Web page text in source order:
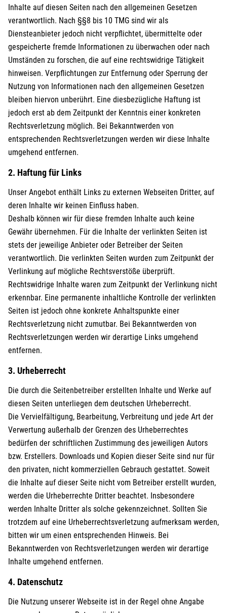
Inhalte auf diesen Seiten nach den allgemeinen Gesetzen
verantwortlich. Nach §§8 bis 10 TMG sind wir als
Diensteanbieter jedoch nicht verpflichtet, übermittelte oder
gespeicherte fremde Informationen zu überwachen oder nach
Umständen zu forschen, die auf eine rechtswidrige Tätigkeit
hinweisen. Verpflichtungen zur Entfernung oder Sperrung der
Nutzung von Informationen nach den allgemeinen Gesetzen
bleiben hiervon unberührt. Eine diesbezügliche Haftung ist
jedoch erst ab dem Zeitpunkt der Kenntnis einer konkreten
Rechtsverletzung möglich. Bei Bekanntwerden von
entsprechenden Rechtsverletzungen werden wir diese Inhalte
umgehend entfernen.
2. Haftung für Links
Unser Angebot enthält Links zu externen Webseiten Dritter, auf
deren Inhalte wir keinen Einfluss haben.
Deshalb können wir für diese fremden Inhalte auch keine
Gewähr übernehmen. Für die Inhalte der verlinkten Seiten ist
stets der jeweilige Anbieter oder Betreiber der Seiten
verantwortlich. Die verlinkten Seiten wurden zum Zeitpunkt der
Verlinkung auf mögliche Rechtsverstöße überprüft.
Rechtswidrige Inhalte waren zum Zeitpunkt der Verlinkung nicht
erkennbar. Eine permanente inhaltliche Kontrolle der verlinkten
Seiten ist jedoch ohne konkrete Anhaltspunkte einer
Rechtsverletzung nicht zumutbar. Bei Bekanntwerden von
Rechtsverletzungen werden wir derartige Links umgehend
entfernen.
3. Urheberrecht
Die durch die Seitenbetreiber erstellten Inhalte und Werke auf
diesen Seiten unterliegen dem deutschen Urheberrecht.
Die Vervielfältigung, Bearbeitung, Verbreitung und jede Art der
Verwertung außerhalb der Grenzen des Urheberrechtes
bedürfen der schriftlichen Zustimmung des jeweiligen Autors
bzw. Erstellers. Downloads und Kopien dieser Seite sind nur für
den privaten, nicht kommerziellen Gebrauch gestattet. Soweit
die Inhalte auf dieser Seite nicht vom Betreiber erstellt wurden,
werden die Urheberrechte Dritter beachtet. Insbesondere
werden Inhalte Dritter als solche gekennzeichnet. Sollten Sie
trotzdem auf eine Urheberrechtsverletzung aufmerksam werden,
bitten wir um einen entsprechenden Hinweis. Bei
Bekanntwerden von Rechtsverletzungen werden wir derartige
Inhalte umgehend entfernen.
4. Datenschutz
Die Nutzung unserer Webseite ist in der Regel ohne Angabe